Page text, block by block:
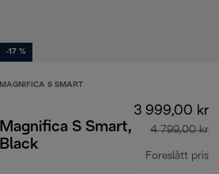
-17 %
MAGNIFICA S SMART
Magnifica S Smart,
Black
3 999,00 kr
4 799,00 kr
Foreslått pris